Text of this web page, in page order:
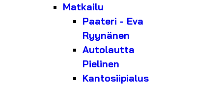
Matkailu
Paateri - Eva
Ryynänen
Autolautta
Pielinen
Kantosiipialus